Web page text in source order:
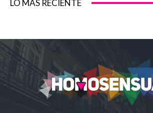
LO MÁS RECIENTE